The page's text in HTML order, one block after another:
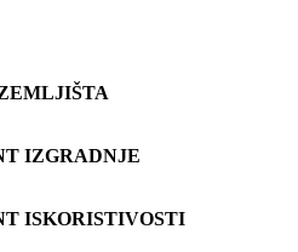
IZGRADNJE
ISKORISTIVOSTI